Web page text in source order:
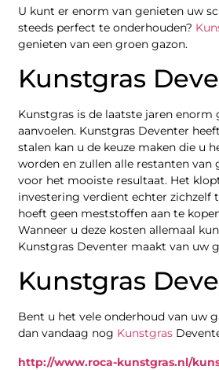
U kunt er enorm van genieten uw
steeds perfect te onderhouden?
genieten van een groen gazon.
Kunstgras
Kunstgras is de laatste jaren
aanvoelen. Kunstgras Deventer
stalen kan u de keuze maken die u
worden en zullen alle restanten
voor het mooiste resultaat. Het
investering verdient echter zichzelf
hoeft geen meststoffen aan te
Wanneer u deze kosten allemaal
Kunstgras Deventer maakt van uw
Kunstgras
Bent u het vele onderhoud van uw
dan vandaag nog Kunstgras
http://www.roca-kunstgras.nl/